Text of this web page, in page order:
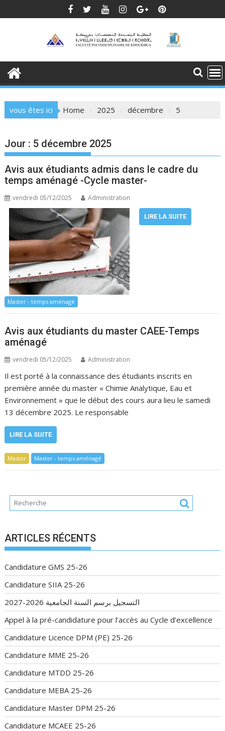
to
vous êtes ici Home 2025 décembre 5
Jour : 5 décembre 2025
Avis aux étudiants admis dans le cadre du
temps aménagé -Cycle master-
vendredi 05/12/2025 Administration
LIRE LA SUITE
Master - temps aménagé
Avis aux étudiants du master CAEE-Temps
aménagé
vendredi 05/12/2025 Administration
Il est porté à la connaissance des étudiants inscrits en
première année du master « Chimie Analytique, Eau et
Environnement » que le début des cours aura lieu le samedi
13 décembre 2025. Le responsable
LIRE LA SUITE
Master Master - temps aménagé
ARTICLES RÉCENTS
Candidature GMS 25-26
Candidature SIIA 25-26
التسجيل برسم السنة الجامعية 2026-2027
Appel à la pré-candidature pour l’accès au Cycle d’excellence
Candidature Licence DPM (PE) 25-26
Candidature MME 25-26
Candidature MTDD 25-26
Candidature MEBA 25-26
Candidature Master DPM 25-26
Candidature MCAEE 25-26